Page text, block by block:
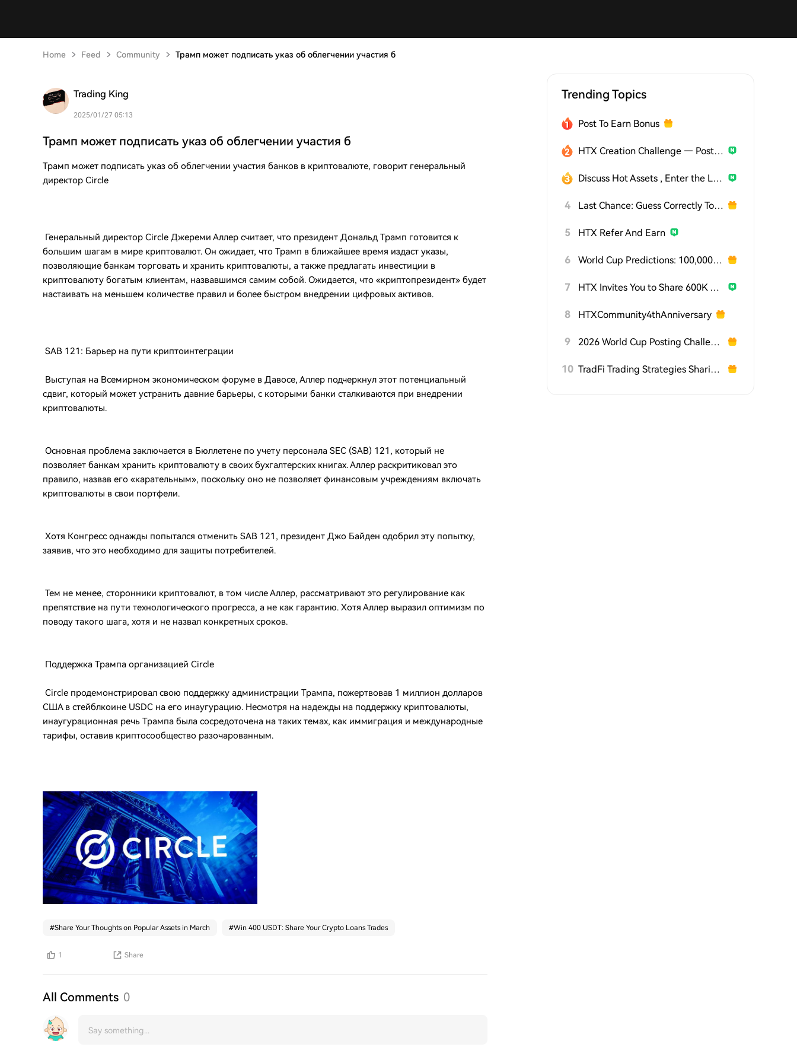
Home Feed Community Трамп может подписать указ об облегчении участия б
Trading King
2025/01/27 05:13
Трамп может подписать указ об облегчении участия б
Трамп может подписать указ об облегчении участия банков в криптовалюте, говорит генеральный
директор Circle
Генеральный директор Circle Джереми Аллер считает, что президент Дональд Трамп готовится к
большим шагам в мире криптовалют. Он ожидает, что Трамп в ближайшее время издаст указы,
позволяющие банкам торговать и хранить криптовалюты, а также предлагать инвестиции в
криптовалюту богатым клиентам, назвавшимся самим собой. Ожидается, что «криптопрезидент» будет
настаивать на меньшем количестве правил и более быстром внедрении цифровых активов.
SAB 121: Барьер на пути криптоинтеграции
Выступая на Всемирном экономическом форуме в Давосе, Аллер подчеркнул этот потенциальный
сдвиг, который может устранить давние барьеры, с которыми банки сталкиваются при внедрении
криптовалюты.
Основная проблема заключается в Бюллетене по учету персонала SEC (SAB) 121, который не
позволяет банкам хранить криптовалюту в своих бухгалтерских книгах. Аллер раскритиковал это
правило, назвав его «карательным», поскольку оно не позволяет финансовым учреждениям включать
криптовалюты в свои портфели.
Хотя Конгресс однажды попытался отменить SAB 121, президент Джо Байден одобрил эту попытку,
заявив, что это необходимо для защиты потребителей.
Тем не менее, сторонники криптовалют, в том числе Аллер, рассматривают это регулирование как
препятствие на пути технологического прогресса, а не как гарантию. Хотя Аллер выразил оптимизм по
поводу такого шага, хотя и не назвал конкретных сроков.
Поддержка Трампа организацией Circle
Circle продемонстрировал свою поддержку администрации Трампа, пожертвовав 1 миллион долларов
США в стейблкоине USDC на его инаугурацию. Несмотря на надежды на поддержку криптовалюты,
инаугурационная речь Трампа была сосредоточена на таких темах, как иммиграция и международные
тарифы, оставив криптосообщество разочарованным.
#Share Your Thoughts on Popular Assets in March #Win 400 USDT: Share Your Crypto Loans Trades
1 Share
All Comments 0
Trending Topics
Post To Earn Bonus
HTX Creation Challenge — Post and Win 1,500U
Discuss Hot Assets , Enter the Lucky Draw
4 Last Chance: Guess Correctly Today and Win More
5 HTX Refer And Earn
6 World Cup Predictions: 100,000 USDT Daily
7 HTX Invites You to Share 600K USDT in Gift Packs
8 HTXCommunity4thAnniversary
9 2026 World Cup Posting Challenge on HTX Square
10 TradFi Trading Strategies Sharing Challenge